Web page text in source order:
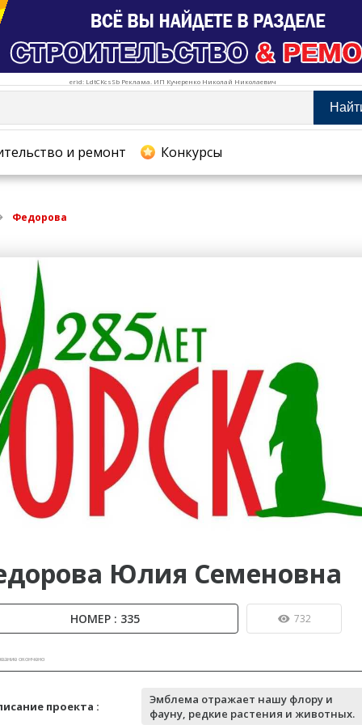
erid: LdtCKcsSb Реклама. ИП Кучеренко Николай Николаевич
и ремонт Конкурсы
до...
Федорова
Юлия Семеновна
НОМЕР : 335 732
окончено
проекта :
Эмблема отражает нашу флору и
фауну, редкие растения и животных.